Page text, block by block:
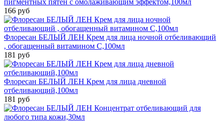
пигментных пятен с омолаживающим эффектом,100мл
166 руб
Флоресан БЕЛЫЙ ЛЕН Крем для лица ночной отбеливающий
, обогащенный витамином С,100мл
181 руб
Флоресан БЕЛЫЙ ЛЕН Крем для лица дневной
отбеливающий,100мл
181 руб